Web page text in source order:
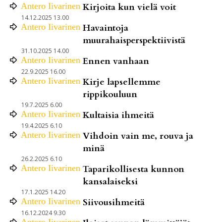
Antero Iivarinen Kirjoita kun vielä voit
14.12.2025 13.00
Antero Iivarinen Havaintoja
muurahaisperspektiivistä
31.10.2025 14.00
Antero Iivarinen Ennen vanhaan
22.9.2025 16.00
Antero Iivarinen Kirje lapsellemme
rippikouluun
19.7.2025 6.00
Antero Iivarinen Kultaisia ihmeitä
19.4.2025 6.10
Antero Iivarinen Vihdoin vain me, rouva ja
minä
26.2.2025 6.10
Antero Iivarinen Taparikollisesta kunnon
kansalaiseksi
17.1.2025 14.20
Antero Iivarinen Siivousihmeitä
16.12.2024 9.30